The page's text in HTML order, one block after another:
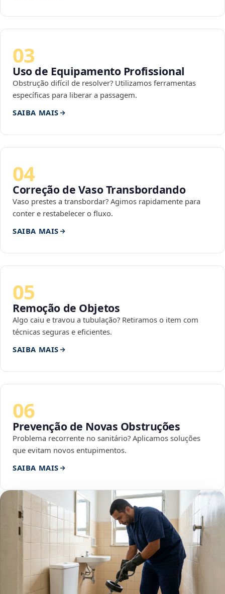
03
Uso de Equipamento Profissional
Obstrução difícil de resolver? Utilizamos ferramentas
específicas para liberar a passagem.
SAIBA MAIS
04
Correção de Vaso Transbordando
Vaso prestes a transbordar? Agimos rapidamente para
conter e restabelecer o fluxo.
SAIBA MAIS
05
Remoção de Objetos
Algo caiu e travou a tubulação? Retiramos o item com
técnicas seguras e eficientes.
SAIBA MAIS
06
Prevenção de Novas Obstruções
Problema recorrente no sanitário? Aplicamos soluções
que evitam novos entupimentos.
SAIBA MAIS